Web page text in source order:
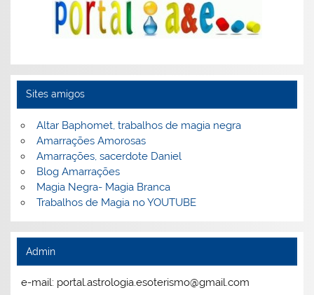
Sites amigos
Altar Baphomet, trabalhos de magia negra
Amarrações Amorosas
Amarrações, sacerdote Daniel
Blog Amarrações
Magia Negra- Magia Branca
Trabalhos de Magia no YOUTUBE
Admin
e-mail: portal.astrologia.esoterismo@gmail.com